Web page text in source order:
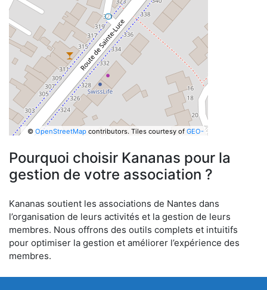
© OpenStreetMapcontributors. Tiles courtesy of GEO-
Pourquoi choisir Kananas pour la
gestion de votre association ?
Kananas soutient les associations de Nantes dans
l’organisation de leurs activités et la gestion de leurs
membres. Nous offrons des outils complets et intuitifs
pour optimiser la gestion et améliorer l’expérience des
membres.